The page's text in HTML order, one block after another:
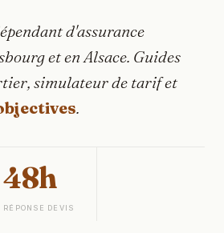
d'assurance
et en Alsace. Guides
simulateur de tarif et
.
48h
RÉPONSE DEVIS